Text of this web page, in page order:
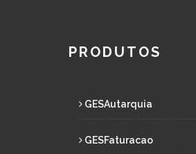
PRODUTOS
GESAutarquia
GESFaturacao